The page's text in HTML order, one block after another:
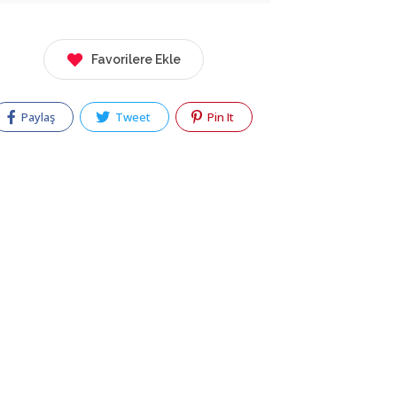
Favorilere Ekle
Paylaş Tweet Pin It